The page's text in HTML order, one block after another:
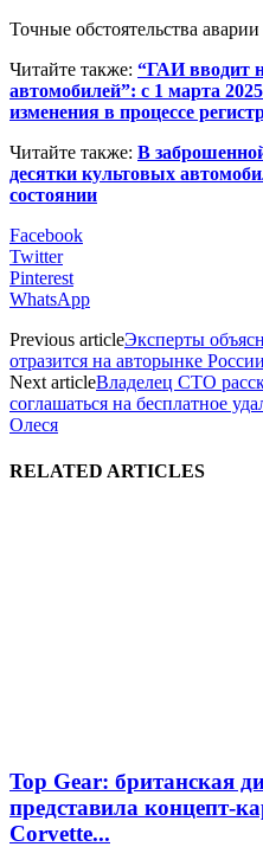
Точные обстоятельства
Читайте также: “ГАИ вводит
автомобилей”: с 1 марта
изменения в процессе
Читайте также: В
десятки культовых
состоянии
Facebook
Twitter
Pinterest
WhatsApp
Previous articleЭксперты
отразится на авторынке России
Next articleВладелец СТО
соглашаться на бесплатное
Олеся
RELATED ARTICLES
Top Gear: британская
представила концепт-
Corvette...